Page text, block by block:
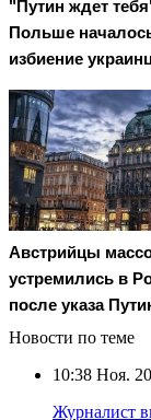
"Путин ждет
Польше
избиение
Австрийцы
устремились в
после указа
Новости по теме
10:38 Ноя.
Журналист